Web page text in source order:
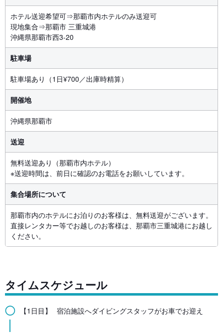
ホテル送迎希望可⇒那覇市内ホテルのみ送迎可
現地集合⇒那覇市 三重城港
沖縄県那覇市西3-20
駐車場
駐車場あり（1日¥700／出庫時精算）
開催地
沖縄県那覇市
送迎
無料送迎あり（那覇市内ホテル）
※送迎時間は、前日に確認のお電話をお願いしています。
集合場所について
那覇市内のホテルにお泊りのお客様は、無料送迎がございます。
直接レンタカー等でお越しのお客様は、那覇市三重城港にお越し
ください。
タイムスケジュール
◯ 【1日目】 宿泊施設へダイビングスタッフがお車でお迎え